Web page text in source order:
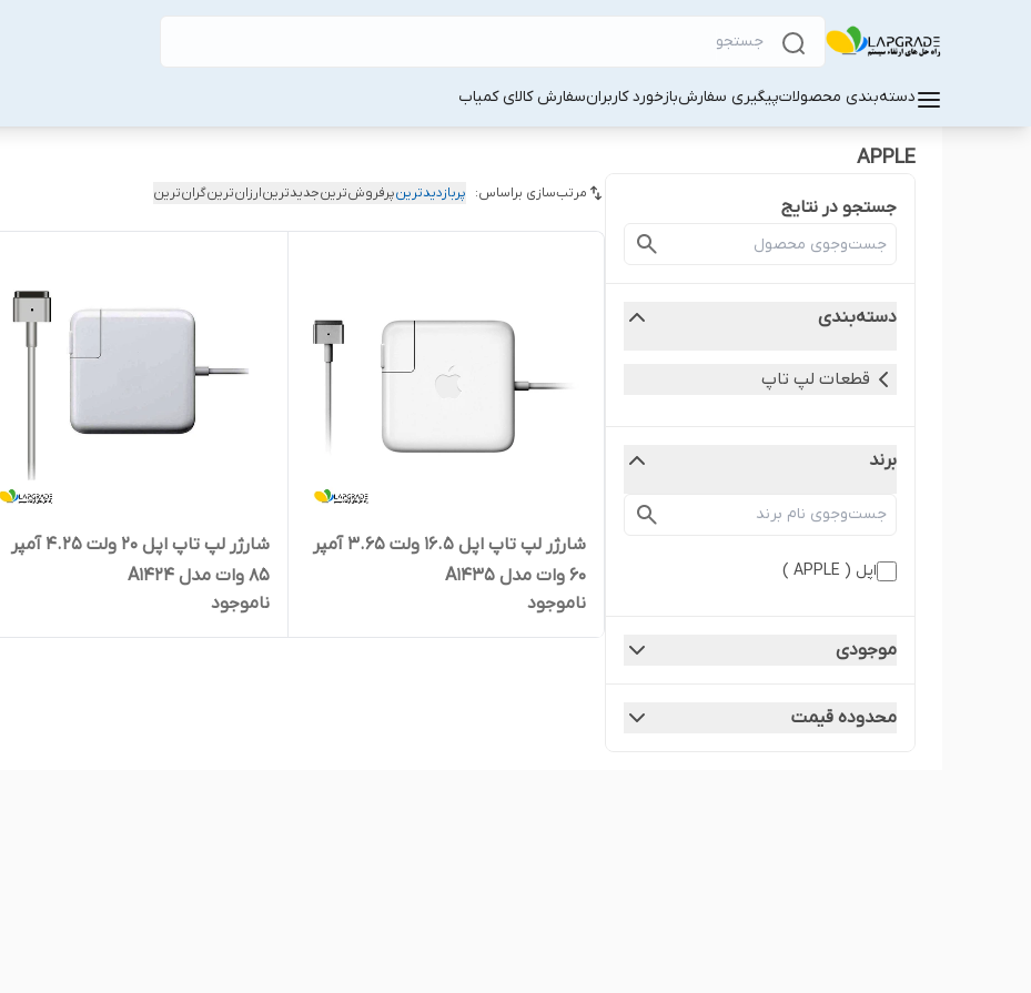
دسته‌بندی محصولاتپیگیری سفارشبازخورد کاربرانسفارش کالا‌ی کمیاب
APPLE
جستجو در نتایج
دسته‌بندی
قطعات لپ‌ تاپ
برند
اپل ( APPLE )
موجودی
محدوده قیمت
مرتب‌سازی براساس: پربازدیدترینپرفروش‌ترینجدیدترینارزان‌ترینگران‌ترین
شارژر لپ تاپ اپل 16.5 ولت 3.65 آمپر
60 وات مدل A1435
ناموجود
شارژر لپ تاپ اپل 20 ولت 4.25 آمپر
85 وات مدل A1424
ناموجود